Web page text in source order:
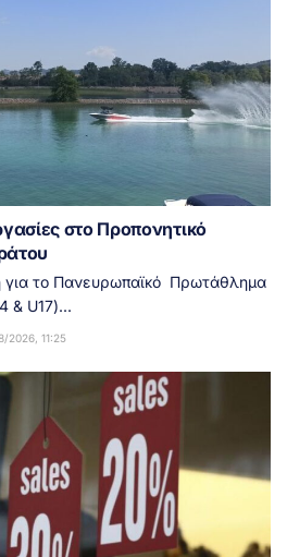
στο Προπονητικό
το Πανευρωπαϊκό Πρωτάθλημα
& U17)...
2026, 11:25